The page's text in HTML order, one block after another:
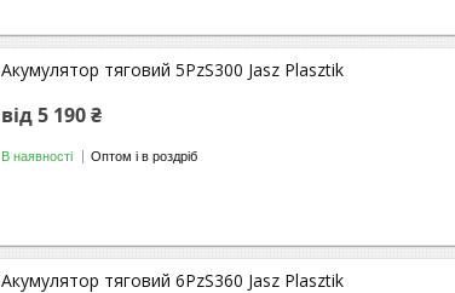
Акумулятор тяговий 5PzS300 Jasz Plasztik
від 5 190 ₴
В наявності Оптом і в роздріб
Акумулятор тяговий 6PzS360 Jasz Plasztik